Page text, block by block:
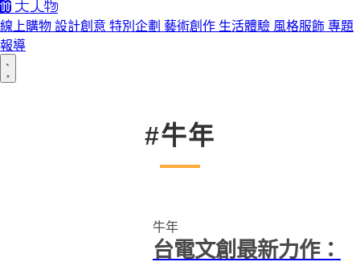
線上購物 設計創意 特別企劃 藝術創作 生活體驗 風格服飾 專題
報導
#牛年
牛年
台電文創最新力作：